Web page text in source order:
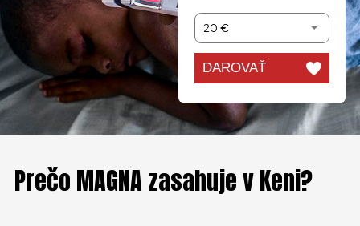
20 €
DAROVAŤ
Prečo MAGNA zasahuje v Keni?